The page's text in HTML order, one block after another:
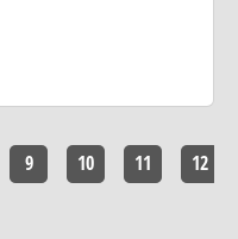
9 10 11 12